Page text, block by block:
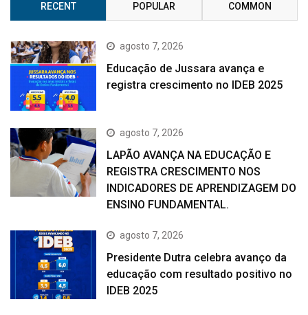
RECENT POPULAR COMMON
agosto 7, 2026
Educação de Jussara avança e
registra crescimento no IDEB 2025
agosto 7, 2026
LAPÃO AVANÇA NA EDUCAÇÃO E
REGISTRA CRESCIMENTO NOS
INDICADORES DE APRENDIZAGEM DO
ENSINO FUNDAMENTAL.
agosto 7, 2026
Presidente Dutra celebra avanço da
educação com resultado positivo no
IDEB 2025